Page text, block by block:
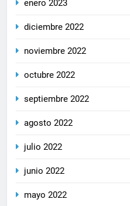
enero 2023
diciembre 2022
noviembre 2022
octubre 2022
septiembre 2022
agosto 2022
julio 2022
junio 2022
mayo 2022